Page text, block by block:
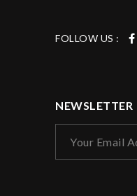
FOLLOW US :
NEWSLETTER